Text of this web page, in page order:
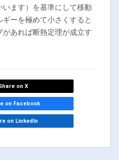
ます）を基準にして移動
ーを極めて小さくすると
あれば断熱定理が成立す
on X
on Facebook
on LinkedIn